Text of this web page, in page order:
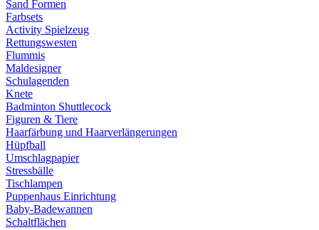
Sand Formen
Farbsets
Activity Spielzeug
Rettungswesten
Flummis
Maldesigner
Schulagenden
Knete
Badminton Shuttlecock
Figuren & Tiere
Haarfärbung und Haarverlängerungen
Hüpfball
Umschlagpapier
Stressbälle
Tischlampen
Puppenhaus Einrichtung
Baby-Badewannen
Schaltflächen